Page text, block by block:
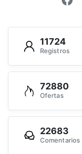
11724
Registros
72880
Ofertas
22683
Comentarios